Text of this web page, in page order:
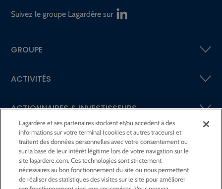
Suivez le groupe Lagardère sur
GROUPE
ACTIVITÉS
ACTIONNAIRES &INVESTISSEURS
LA RSECHEZ LAGARDÈRE
LA FONDATIONJEAN‑LUC LAGARDÈRE
Lagardère et ses partenaires stockent et/ou accèdent à des
informations sur votre terminal (cookies et autres traceurs) et
traitent des données personnelles avec votre consentement ou
sur la base de leur intérêt légitime lors de votre navigation sur le
site lagardere.com. Ces technologies sont strictement
nécessaires au bon fonctionnement du site ou nous permettent
de réaliser des statistiques des visites sur le site pour améliorer